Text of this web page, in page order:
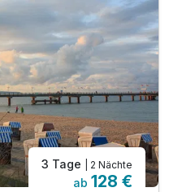
3 Tage | 2 Nächte
ab 128 €